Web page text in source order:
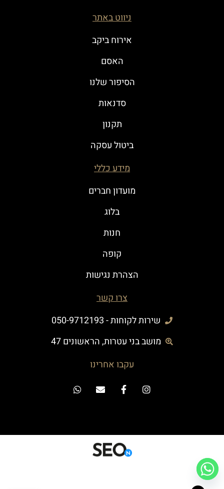
ניווט באתר
אירוח ביקב
האסם
הסיפור שלנו
סדנאות
תקנון
ביטול עסקה
מידע כללי
מועדון חברים
בלוג
חנות
קופה
הצהרת נגישות
צרו קשר
שירות לקוחות - 050-9712193
מושב בני עטרות, הראשונים 47
עקבו אחרינו